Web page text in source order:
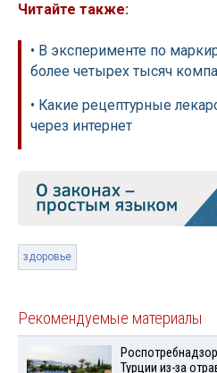
Читайте также:
• В эксперименте по
более четырех тысяч
• Какие рецептурные
через интернет
здоровье
Рекомендуемые материалы
Турции из-за